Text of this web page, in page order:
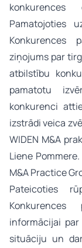
konkurences
Pamatojoties
Konkurences
ziņojums par
atbilstību
pamatotu
konkurenci
izstrādi veica
WIDEN M&A
Liene Pommere.
M&A Practice
Pateicoties
Konkurences
informācijai
situāciju un